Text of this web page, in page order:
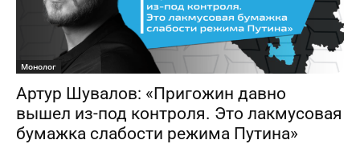
Монолог
Артур Шувалов: «Пригожин давно
вышел из-под контроля. Это лакмусовая
бумажка слабости режима Путина»